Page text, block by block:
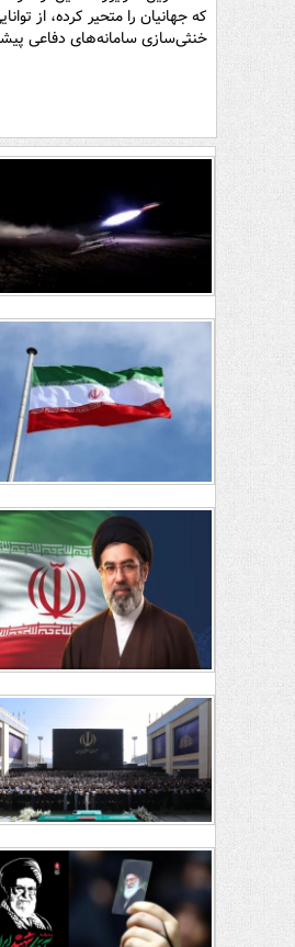
که جهانیان را متحیر کرده، از
خنثی‌سازی سامانه‌های دفاعی